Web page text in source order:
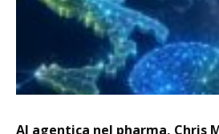
AI agentica nel pharma, Chris